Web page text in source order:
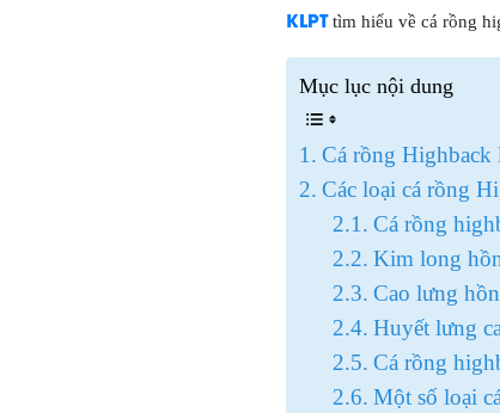
KLPTtìm hiểu về cá rồng
Mục lục nội dung
Cá rồng Highback
Các loại cá rồng
Cá rồng
Kim long
Cao lưng
Huyết lưng
Cá rồng
Một số loại